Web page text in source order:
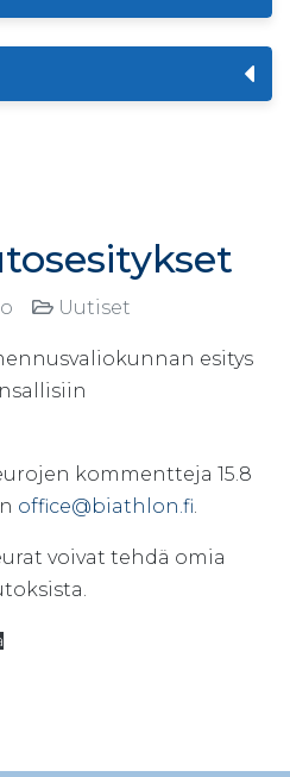
Uutiset
esitys
kommentteja 15.8
office@biathlon.fi
voivat tehdä omia